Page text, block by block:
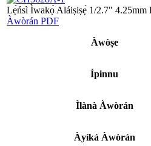
Lẹ́ńsì Ìwakọ̀ Aláiṣiṣẹ́ 1/2.7" 4.25mm
Àwòrán PDF
Àwòṣe
Ìpinnu
Ìlànà Àwòrán
Àyíká Àwòrán